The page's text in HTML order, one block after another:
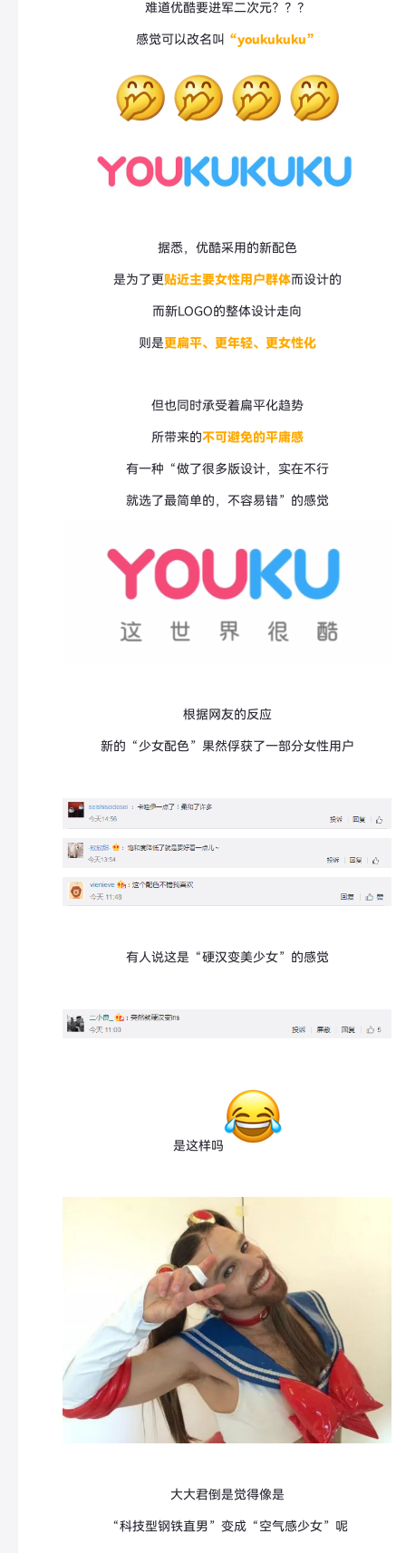
难道优酷要进军二次元？？？
感觉可以改名叫 “youkukuku”
据悉，优酷采用的新配色
是为了更贴近主要女性用户群体而设计的
而新LOGO的整体设计走向
则是更扁平、更年轻、更女性化
但也同时承受着扁平化趋势
所带来的不可避免的平庸感
有一种“做了很多版设计， 实在不行
就选了最简单的，不容易错”的感觉
根据网友的反应
新的“少女配色”果然俘获了一部分女性用户
有人说这是“硬汉变美少女”的感觉
是这样吗
大大君倒是觉得像是
“科技型钢铁直男”变成“空气感少女”呢